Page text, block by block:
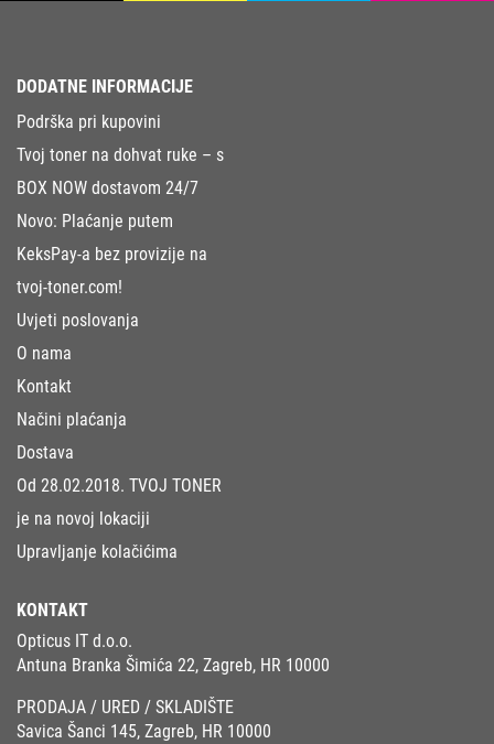
DODATNE INFORMACIJE
Podrška pri kupovini
Tvoj toner na dohvat ruke – s
BOX NOW dostavom 24/7
Novo: Plaćanje putem
KeksPay-a bez provizije na
tvoj-toner.com!
Uvjeti poslovanja
O nama
Kontakt
Načini plaćanja
Dostava
Od 28.02.2018. TVOJ TONER
je na novoj lokaciji
Upravljanje kolačićima
KONTAKT
Opticus IT d.o.o.
Antuna Branka Šimića 22, Zagreb, HR 10000
PRODAJA / URED / SKLADIŠTE
Savica Šanci 145, Zagreb, HR 10000